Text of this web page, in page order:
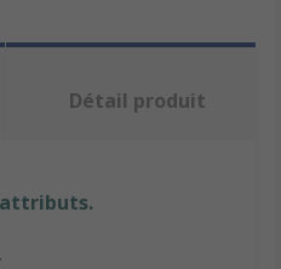
Détail produit
attributs.